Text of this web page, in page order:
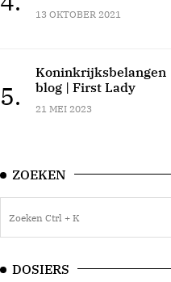
13 OKTOBER 2021
5.
Koninkrijksbelangen
blog | First Lady
21 MEI 2023
ZOEKEN
DOSIERS